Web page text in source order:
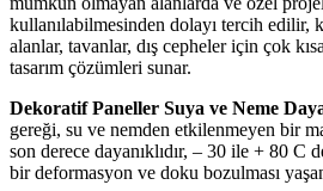
kullanılabilmesinden dolayı tercih
alanlar, tavanlar, dış cepheler için çok
tasarım çözümleri sunar.
Dekoratif Paneller Suya ve Neme
gereği, su ve nemden etkilenmeyen bir
son derece dayanıklıdır, – 30 ile + 80 C
bir deformasyon ve doku bozulması